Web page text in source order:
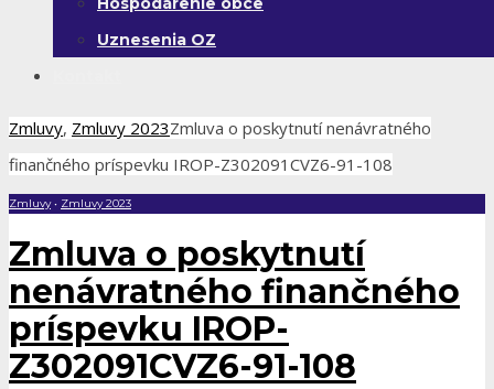
Uznesenia OZ
Zmluvy, Zmluvy 2023Zmluva o poskytnutí nenávratného
finančného príspevku IROP-Z302091CVZ6-91-108
Zmluvy• Zmluvy 2023
Zmluva o poskytnutí
nenávratného finančného
príspevku IROP-
Z302091CVZ6-91-108